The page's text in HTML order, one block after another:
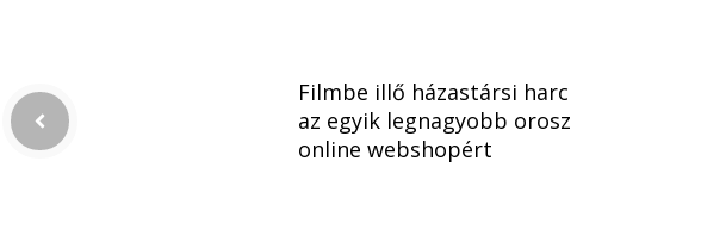
Filmbe illő házastársi harc
az egyik legnagyobb orosz
online webshopért